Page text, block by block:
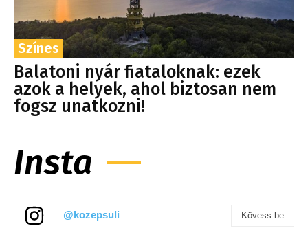
Színes
Balatoni nyár fiataloknak: ezek
azok a helyek, ahol biztosan nem
fogsz unatkozni!
Insta
@kozepsuli Kövess be